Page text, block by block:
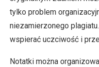
tylko problem
niezamierzonego
wspierać uczciwość i
Notatki można